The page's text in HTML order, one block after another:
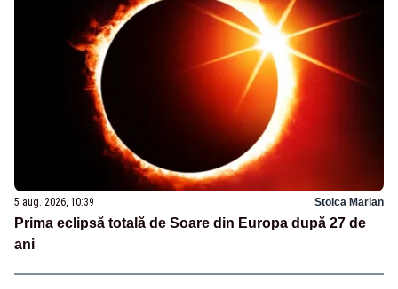
5 aug. 2026, 10:39 Stoica Marian
Prima eclipsă totală de Soare din Europa după 27 de
ani